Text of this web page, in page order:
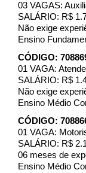
03 VAGAS:
SALÁRIO: R$
Não exige
Ensino
CÓDIGO:
01 VAGA:
SALÁRIO: R$
Não exige
Ensino Médio
CÓDIGO:
01 VAGA:
SALÁRIO: R$
06 meses de
Ensino Médio